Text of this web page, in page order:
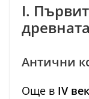
I.
Антични
Още в IV